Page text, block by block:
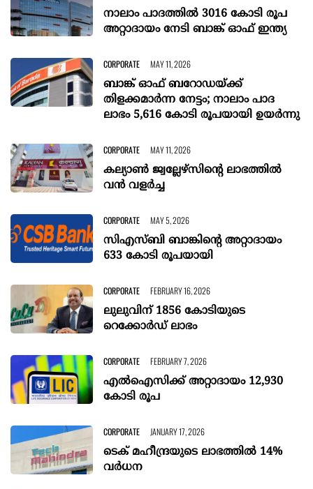
നാലാം പാദത്തിൽ 3016 കോടി രൂപ
അറ്റാദായം നേടി ബാങ്ക് ഓഫ് ഇന്ത്യ
CORPORATE MAY 11, 2026
ബാങ്ക് ഓഫ് ബറോഡയ്ക്ക്
തിളക്കമാർന്ന നേട്ടം; നാലാം പാദ
ലാഭം 5,616 കോടി രൂപയായി ഉയർന്നു
CORPORATE MAY 11, 2026
കല്യാൺ ജ്വല്ലേഴ്സിന്റെ ലാഭത്തിൽ
വൻ വളർച്ച
CORPORATE MAY 5, 2026
സിഎസ്ബി ബാങ്കിന്‍റെ അറ്റാദായം
633 കോടി രൂപയായി
CORPORATE FEBRUARY 16, 2026
ലുലുവിന് 1856 കോടിയുടെ
റെക്കോർഡ് ലാഭം
CORPORATE FEBRUARY 7, 2026
എൽഐസിക്ക് അറ്റാദായം 12,930
കോടി രൂപ
CORPORATE JANUARY 17, 2026
ടെക് മഹീന്ദ്രയുടെ ലാഭത്തില്‍ 14%
വര്‍ധന